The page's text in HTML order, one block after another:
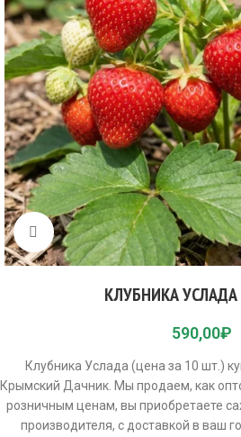
Click to enlarge
КЛУБНИКА
590,00₽
Клубника Услада (цена за 10 шт.)
Крымский Дачник. Мы продаем, как
розничным ценам, вы приобретаете
производителя, с доставкой в ваш